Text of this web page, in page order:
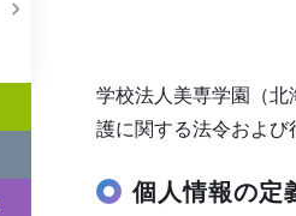
学校法人美専学園（
護に関する法令および
個人情報の定